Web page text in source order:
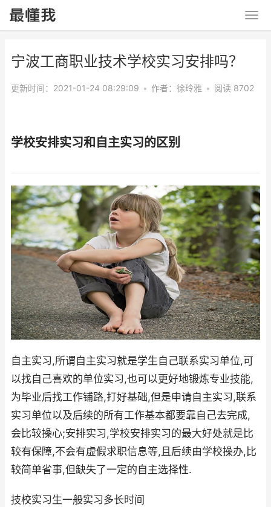
宁波工商职业技术学校实习安排吗？
更新时间：2021-01-24 08:29:09 • 作者： 徐玲雅 • 阅读 8702
学校安排实习和自主实习的区别
自主实习,所谓自主实习就是学生自己联系实习单位,可
以找自己喜欢的单位实习,也可以更好地锻炼专业技能,
为毕业后找工作铺路,打好基础,但是申请自主实习,联系
实习单位以及后续的所有工作基本都要靠自己去完成,
会比较操心;安排实习,学校安排实习的最大好处就是比
较有保障,不会有虚假求职信息等,且后续由学校操办,比
较简单省事,但缺失了一定的自主选择性.
技校实习生一般实习多长时间